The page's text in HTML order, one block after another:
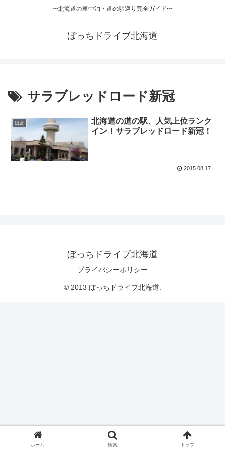
〜北海道の車中泊・道の駅巡り完全ガイド〜
ぼっちドライブ北海道
サラブレッドロード新冠
日高
北海道の道の駅、人気上位ランク
イン！サラブレッドロード新冠！
2015.08.17
ぼっちドライブ北海道
プライバシーポリシー
© 2013 ぼっちドライブ北海道.
ホーム 検索 トップ